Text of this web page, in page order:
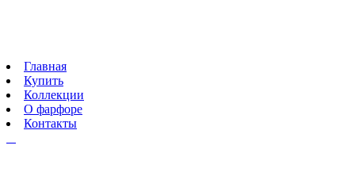
Главная
Купить
Коллекции
О фарфоре
Контакты